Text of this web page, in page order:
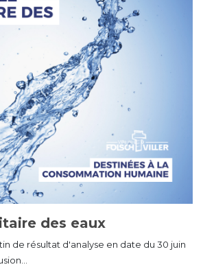
des eaux
de résultat d'analyse en date du 30 juin